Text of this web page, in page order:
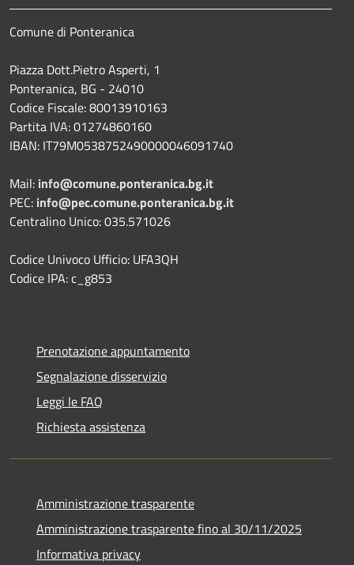
Comune di Ponteranica
Piazza Dott.Pietro Asperti, 1
Ponteranica, BG - 24010
Codice Fiscale: 80013910163
Partita IVA: 01274860160
IBAN: IT79M0538752490000046091740
Mail: info@comune.ponteranica.bg.it
PEC: info@pec.comune.ponteranica.bg.it
Centralino Unico: 035.571026
Codice Univoco Ufficio: UFA3QH
Codice IPA: c_g853
Prenotazione appuntamento
Segnalazione disservizio
Leggi le FAQ
Richiesta assistenza
Amministrazione trasparente
Amministrazione trasparente fino al 30/11/2025
Informativa privacy